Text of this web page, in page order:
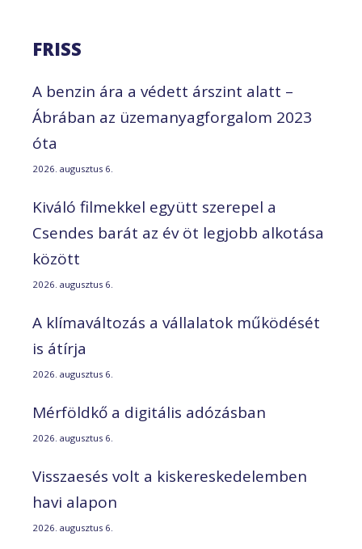
FRISS
A benzin ára a védett árszint alatt –
Ábrában az üzemanyagforgalom 2023
óta
2026. augusztus 6.
Kiváló filmekkel együtt szerepel a
Csendes barát az év öt legjobb alkotása
között
2026. augusztus 6.
A klímaváltozás a vállalatok működését
is átírja
2026. augusztus 6.
Mérföldkő a digitális adózásban
2026. augusztus 6.
Visszaesés volt a kiskereskedelemben
havi alapon
2026. augusztus 6.